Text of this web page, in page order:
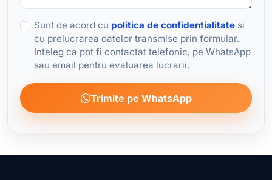
Sunt de acord cu politica de confidentialitatesi
cu prelucrarea datelor transmise prin formular.
Inteleg ca pot fi contactat telefonic, pe WhatsApp
sau email pentru evaluarea lucrarii.
Trimite pe WhatsApp